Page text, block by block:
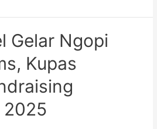
Gelar Ngopi
Kupas
2025